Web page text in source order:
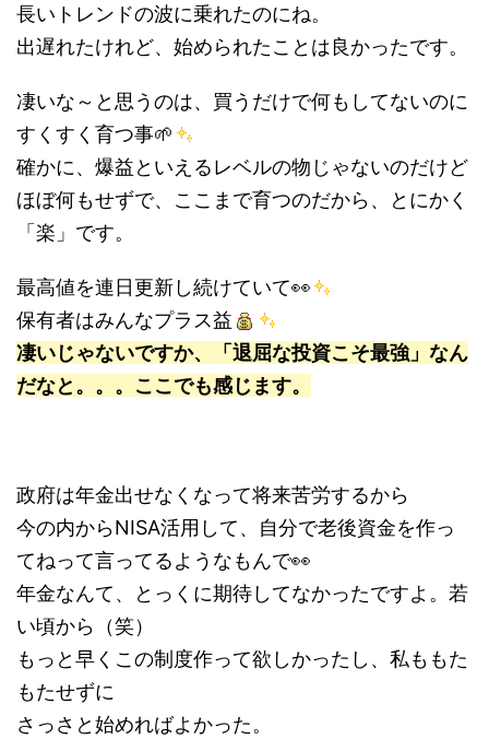
長いトレンドの波に乗れたのにね。
出遅れたけれど、始められたことは良かったです。
凄いな～と思うのは、買うだけで何もしてないのに
すくすく育つ事🌱
確かに、爆益といえるレベルの物じゃないのだけど
ほぼ何もせずで、ここまで育つのだから、とにかく
「楽」です。
最高値を連日更新し続けていて👀
保有者はみんなプラス益
凄いじゃないですか、「退屈な投資こそ最強」なん
だなと。。。ここでも感じます。
政府は年金出せなくなって将来苦労するから
今の内からNISA活用して、自分で老後資金を作っ
てねって言ってるようなもんで👀
年金なんて、とっくに期待してなかったですよ。若
い頃から（笑）
もっと早くこの制度作って欲しかったし、私ももた
もたせずに
さっさと始めればよかった。